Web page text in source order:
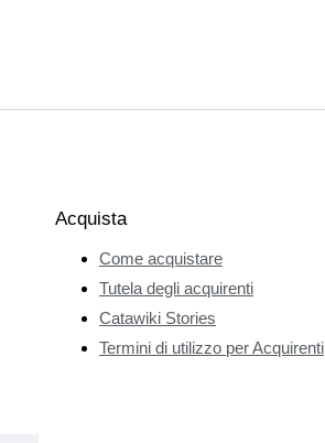
Acquista
Come acquistare
Tutela degli acquirenti
Catawiki Stories
Termini di utilizzo per Acquirenti